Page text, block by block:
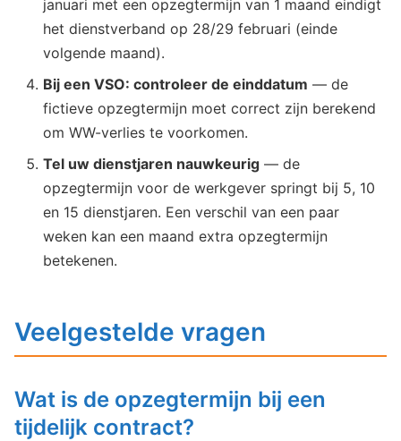
januari met een opzegtermijn van 1 maand eindigt
het dienstverband op 28/29 februari (einde
volgende maand).
Bij een VSO: controleer de einddatum — de
fictieve opzegtermijn moet correct zijn berekend
om WW-verlies te voorkomen.
Tel uw dienstjaren nauwkeurig — de
opzegtermijn voor de werkgever springt bij 5, 10
en 15 dienstjaren. Een verschil van een paar
weken kan een maand extra opzegtermijn
betekenen.
Veelgestelde vragen
Wat is de opzegtermijn bij een
tijdelijk contract?